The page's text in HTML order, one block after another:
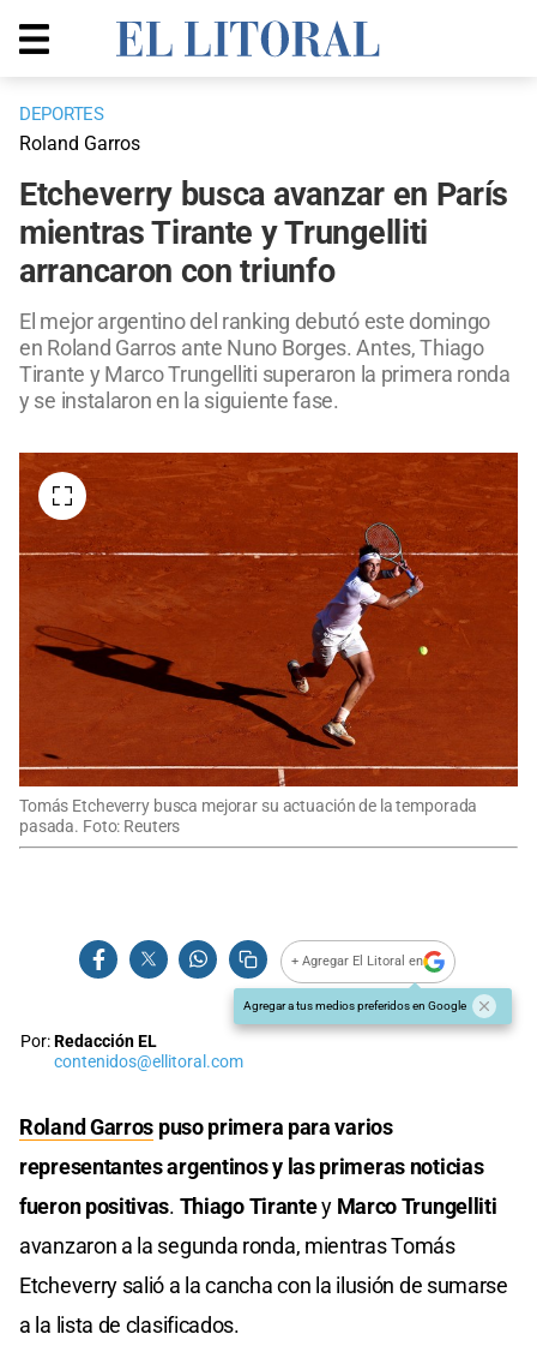
DEPORTES
Roland Garros
Etcheverry busca avanzar en París
mientras Tirante y Trungelliti
arrancaron con triunfo
El mejor argentino del ranking debutó este domingo
en Roland Garros ante Nuno Borges. Antes, Thiago
Tirante y Marco Trungelliti superaron la primera ronda
y se instalaron en la siguiente fase.
Tomás Etcheverry busca mejorar su actuación de la temporada
pasada. Foto: Reuters
+ Agregar El Litoral en
Agregar a tus medios preferidos en Google
Por:Redacción EL
contenidos@ellitoral.com
Roland Garros puso primera para varios
representantes argentinos y las primeras noticias
fueron positivas. Thiago Tirantey Marco Trungelliti
avanzaron a la segunda ronda, mientras Tomás
Etcheverry salió a la cancha con la ilusión de sumarse
a la lista de clasificados.